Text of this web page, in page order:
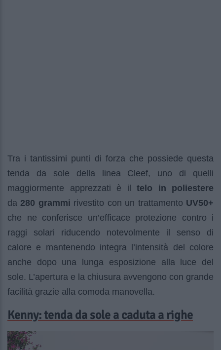
Tra i tantissimi punti di forza che possiede questa
tenda da sole della linea Cleef, uno di quelli
maggiormente apprezzati è il telo in poliestere
da 280 grammi rivestito con un trattamento UV50+
che ne conferisce un’efficace protezione contro i
raggi solari riducendo notevolmente il senso di
calore e mantenendo integra l’intensità del colore
anche dopo una lunga esposizione alla luce del
sole. L’apertura e la chiusura avvengono con grande
facilità grazie alla comoda manovella.
Kenny: tenda da sole a caduta a righe